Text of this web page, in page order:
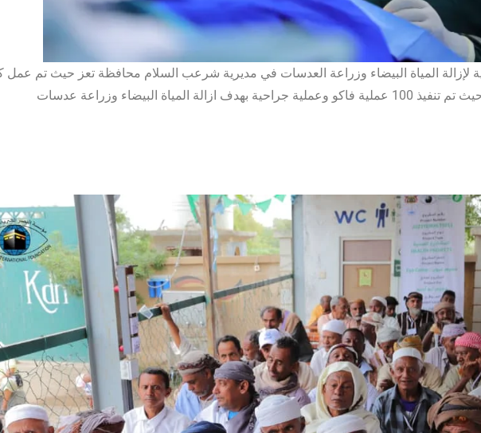
لإزالة المياة البيضاء وزراعة العدسات في مديرية شرعب السلام محافظة تعز حيث تم